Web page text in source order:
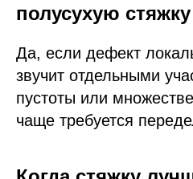
полусухую
Да, если дефект
звучит отдельными
пустоты или
чаще требуется